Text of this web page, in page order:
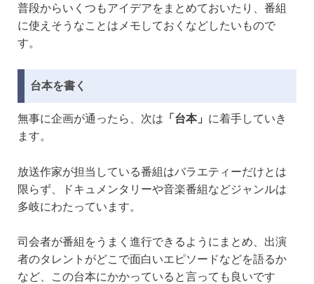
普段からいくつもアイデアをまとめておいたり、番組
に使えそうなことはメモしておくなどしたいもので
す。
台本を書く
無事に企画が通ったら、次は 「台本」 に着手していき
ます。
放送作家が担当している番組はバラエティーだけとは
限らず、ドキュメンタリーや音楽番組などジャンルは
多岐にわたっています。
司会者が番組をうまく進行できるようにまとめ、出演
者のタレントがどこで面白いエピソードなどを語るか
など、この台本にかかっていると言っても良いです